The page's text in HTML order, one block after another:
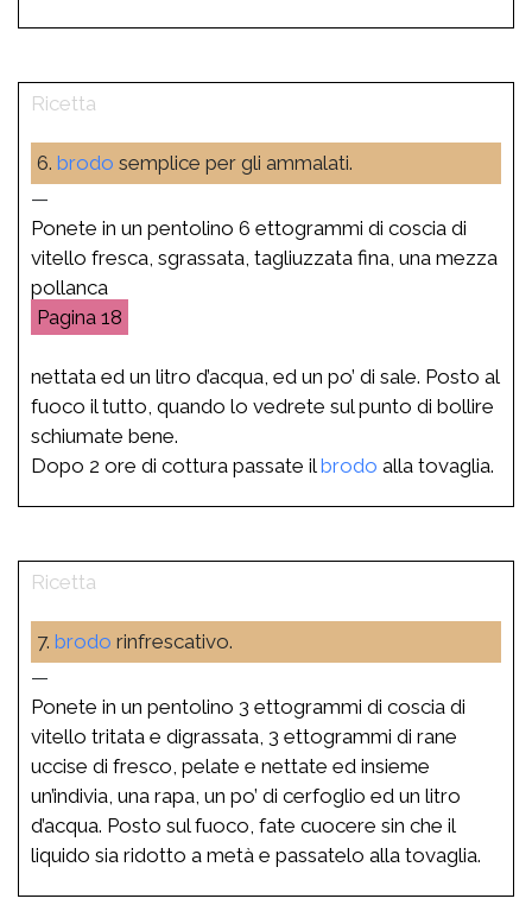
6. brodo semplice per gli ammalati.
—
Ponete in un pentolino 6 ettogrammi di coscia di
vitello fresca, sgrassata, tagliuzzata fina, una mezza
pollanca
18
nettata ed un litro d’acqua, ed un po’ di sale. Posto al
fuoco il tutto, quando lo vedrete sul punto di bollire
schiumate bene.
Dopo 2 ore di cottura passate ilbrodo alla tovaglia.
7. brodo rinfrescativo.
—
Ponete in un pentolino 3 ettogrammi di coscia di
vitello tritata e digrassata, 3 ettogrammi di rane
uccise di fresco, pelate e nettate ed insieme
un’indivia, una rapa, un po’ di cerfoglio ed un litro
d’acqua. Posto sul fuoco, fate cuocere sin che il
liquido sia ridotto a metà e passatelo alla tovaglia.